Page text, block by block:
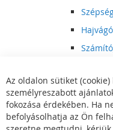
Szórakoztató
Multimédia
DVD,
Az oldalon sütiket
személyreszabott
fokozása érdekében. Ha
befolyásolhatja az Ön